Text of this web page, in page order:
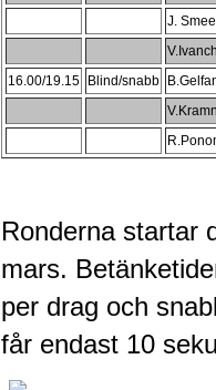
J.
16.00/19.15
Blind/snabb
Ronderna startar
mars.
per drag och
får endast 10